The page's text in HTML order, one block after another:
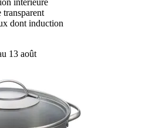
transparent
dont induction
13 août